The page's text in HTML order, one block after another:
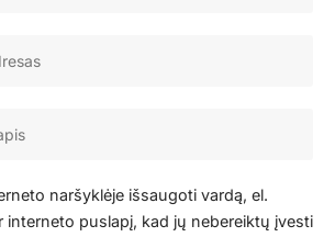
naršyklėje išsaugoti vardą, el.
interneto puslapį, kad jų nebereiktų įvesti